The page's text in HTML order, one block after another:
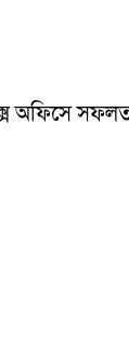
অফিসে